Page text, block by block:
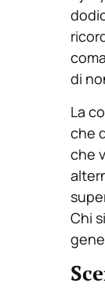
di
La
che
che
Chi